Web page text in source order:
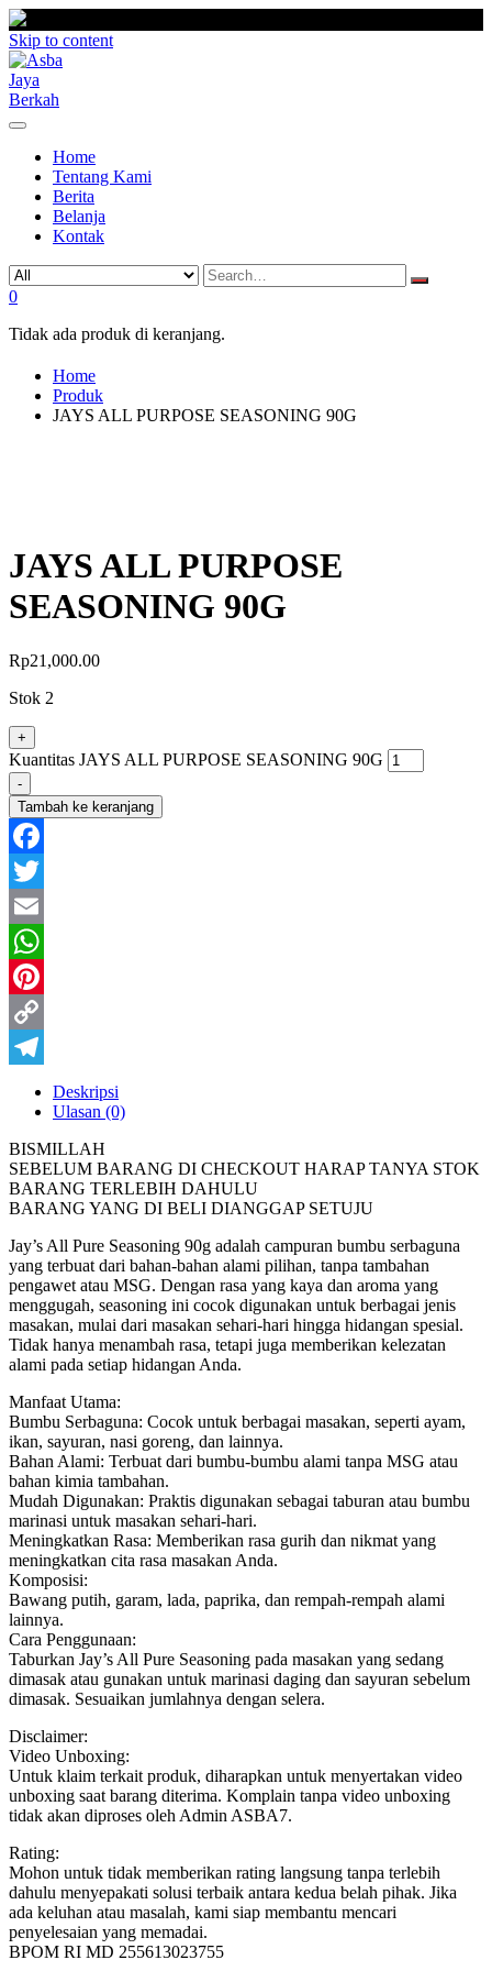
Skip to content
Home
Tentang Kami
Berita
Belanja
Kontak
0
Tidak ada produk di keranjang.
Home
Produk
JAYS ALL PURPOSE SEASONING 90G
JAYS ALL PURPOSE
SEASONING 90G
Rp21,000.00
Stok 2
+
Kuantitas JAYS ALL PURPOSE SEASONING 90G
-
Tambah ke keranjang
Facebook
Twitter
Email
WhatsApp
Pinterest
Copy
Telegram
Deskripsi
Ulasan (0)
BISMILLAH
SEBELUM BARANG DI CHECKOUT HARAP TANYA STOK
BARANG TERLEBIH DAHULU
BARANG YANG DI BELI DIANGGAP SETUJU
Jay’s All Pure Seasoning 90g adalah campuran bumbu serbaguna
yang terbuat dari bahan-bahan alami pilihan, tanpa tambahan
pengawet atau MSG. Dengan rasa yang kaya dan aroma yang
menggugah, seasoning ini cocok digunakan untuk berbagai jenis
masakan, mulai dari masakan sehari-hari hingga hidangan spesial.
Tidak hanya menambah rasa, tetapi juga memberikan kelezatan
alami pada setiap hidangan Anda.
Manfaat Utama:
Bumbu Serbaguna: Cocok untuk berbagai masakan, seperti ayam,
ikan, sayuran, nasi goreng, dan lainnya.
Bahan Alami: Terbuat dari bumbu-bumbu alami tanpa MSG atau
bahan kimia tambahan.
Mudah Digunakan: Praktis digunakan sebagai taburan atau bumbu
marinasi untuk masakan sehari-hari.
Meningkatkan Rasa: Memberikan rasa gurih dan nikmat yang
meningkatkan cita rasa masakan Anda.
Komposisi:
Bawang putih, garam, lada, paprika, dan rempah-rempah alami
lainnya.
Cara Penggunaan:
Taburkan Jay’s All Pure Seasoning pada masakan yang sedang
dimasak atau gunakan untuk marinasi daging dan sayuran sebelum
dimasak. Sesuaikan jumlahnya dengan selera.
Disclaimer:
Video Unboxing:
Untuk klaim terkait produk, diharapkan untuk menyertakan video
unboxing saat barang diterima. Komplain tanpa video unboxing
tidak akan diproses oleh Admin ASBA7.
Rating:
Mohon untuk tidak memberikan rating langsung tanpa terlebih
dahulu menyepakati solusi terbaik antara kedua belah pihak. Jika
ada keluhan atau masalah, kami siap membantu mencari
penyelesaian yang memadai.
BPOM RI MD 255613023755